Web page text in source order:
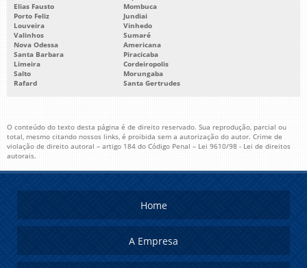
Elias Fausto
Mombuca
Porto Feliz
Jundiai
Louveira
Vinhedo
Valinhos
Sumaré
Nova Odessa
Americana
Santa Barbara
Piracicaba
Limeira
Cordeiropolis
Salto
Morungaba
Rafard
Santa Gertrudes
O conteúdo do texto desta página é de direito reservado. Sua reprodução, parcial ou
total, mesmo citando nossos links, é proibida sem a autorização do autor. Crime de
violação de direito autoral – artigo 184 do Código Penal – Lei 9610/98 - Lei de direitos
autorais.
Home
A Empresa